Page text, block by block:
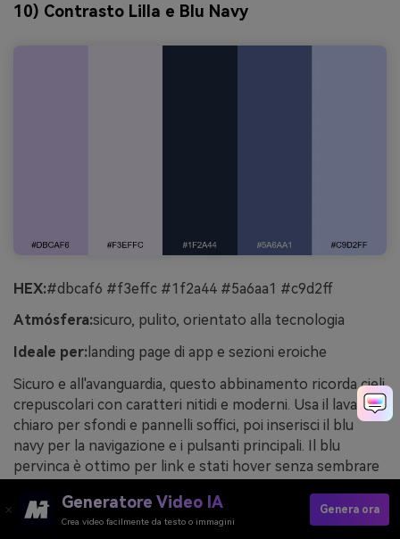
10) Contrasto Lilla e Blu Navy
HEX:#dbcaf6 #f3effc #1f2a44 #5a6aa1 #c9d2ff
Atmósfera:sicuro, pulito, orientato alla tecnologia
Ideale per: landing page di app e sezioni eroiche
Sicuro e all'avanguardia, questo abbinamento ricorda cieli
crepuscolari con caratteri nitidi e moderni. Usa il lavanda
chiaro per sfondi e pannelli soffici, poi inserisci il blu
navy per la navigazione e i pulsanti principali. Il blu
pervinca è ottimo per link e stati hover senza sembrare
lavanda più chiaro per garantire il contrasto.
Generatore Video IA
Crea video facilmente da testo o immagini
Genera ora